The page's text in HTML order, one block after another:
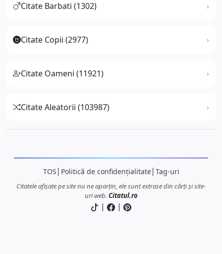
Citate Barbati (1302)
Citate Copii (2977)
Citate Oameni (11921)
Citate Aleatorii (103987)
TOS Politică de confidențialitate│ Tag-uri
Citatele afișate pe site nu ne aparțin, ele sunt extrase din cărți și site-
uri web. Citatul.ro
| |